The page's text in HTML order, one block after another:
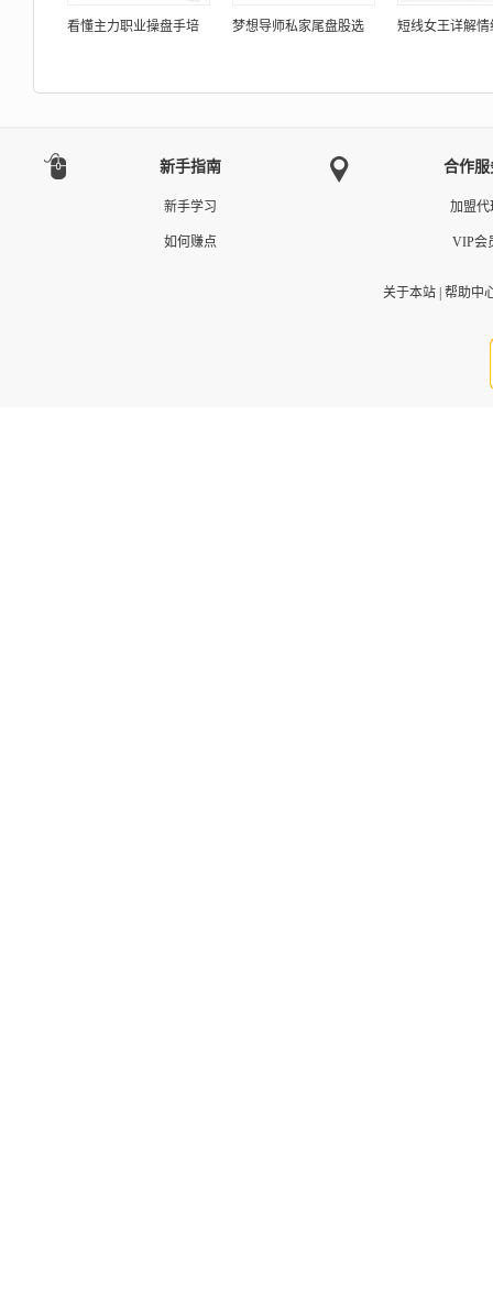
看懂主力职业操盘手培 梦想导师私家尾盘股选 短线女王详解情
新手指南
新手学习
如何赚点
合作服
加盟代
VIP会
关于本站| 帮助中